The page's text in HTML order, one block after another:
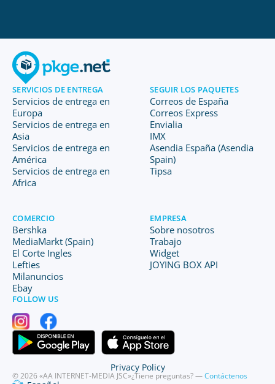
SERVICIOS DE ENTREGA
Servicios de entrega en
Europa
Servicios de entrega en
Asia
Servicios de entrega en
América
Servicios de entrega en
Africa
SEGUIR LOS PAQUETES
Correos de España
Correos Express
Envialia
IMX
Asendia España (Asendia
Spain)
Tipsa
COMERCIO
Bershka
MediaMarkt (Spain)
El Corte Ingles
Lefties
Milanuncios
Ebay
EMPRESA
Sobre nosotros
Trabajo
Widget
JOYING BOX API
FOLLOW US
© 2026 «AA INTERNET-MEDIA JSC»¿Tiene preguntas? —Contáctenos
Privacy Policy